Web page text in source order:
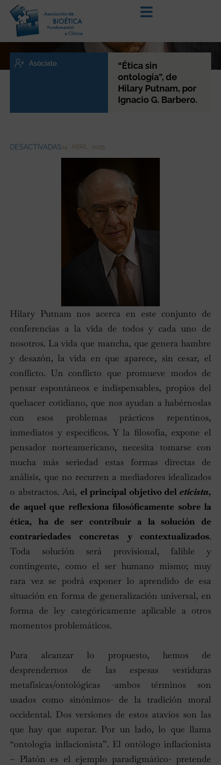
“Ética sin
ontología”, de
Hilary Putnam, por
Ignacio G. Barbero.
Asóciate
DESACTIVADAS14 · ABRIL · 2025
Hilary Putnam nos acerca en este conjunto de
conferencias a la vida de todos y cada uno de
nosotros. La vida que mancha, que genera hambre
y desazón, la vida en que aparece, sin cesar, el
conflicto. Un conflicto que promueve modos de
pensar espontáneos e indispensables, propios del
quehacer cotidiano, que nos ayudan a habérnoslas
con esos problemas prácticos repentinos,
inmediatos y específicos. Y la filosofía, expone el
pensador norteamericano, necesita tomarse con
mucha más seriedad estas formas directas de
análisis, que no recurren a mediadores idealizados
o abstractos. Así, el principal objetivo deleticista,
de aquel que reflexiona filosóficamente sobre la
ética, ha de ser contribuir a la solución de
contrariedades concretas y contextualizados.
Toda solución será provisional, falible y
contingente, como el ser humano mismo; muy
rara vez se podrá exponer lo aprendido de esa
situación en forma de generalización universal, en
forma de ley categóricamente aplicable a otros
momentos problemáticos.
Para alcanzar lo propuesto, hemos de
desprendernos de las espesas vestiduras
metafísicas/ontológicas -ambos términos son
usados como sinónimos- de la tradición moral
occidental. Dos versiones de estos atavíos son las
que hay que superar. Por un lado, lo que llama
“ontología inflacionista”. El ontólogo inflacionista
– Platón es el ejemplo paradigmático- pretende